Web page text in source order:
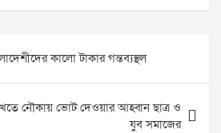
কালো টাকার গন্তব্যস্থল
নৌকায় ভোট দেওয়ার আহ্বান ছাত্র ও
যুব সমাজের